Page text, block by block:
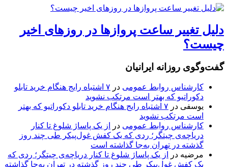
دلیل تغییر ساعت پروازها در روزهای اخیر
چیست؟
گفت‌وگوی روزانه ایرانیان
کارشناس روابط عمومی در
۷ اشتباه رایج هنگام خرید تابلو
دکوراتیو که بهتر است مرتکب نشوید
یوسفی در
۷ اشتباه رایج هنگام خرید تابلو دکوراتیو که بهتر
است مرتکب نشوید
کارشناس روابط عمومی در
از یک پاساژ شلوغ تا کنار
دریاچه‌ی چیتگر؛ ردی که یک کفش غول‌پیکر طی چند روز
گذشته در تهران به‌جا گذاشته است
مرضیه در
از یک پاساژ شلوغ تا کنار دریاچه‌ی چیتگر؛ ردی که
یک کفش غول‌پیکر طی چند روز گذشته در تهران به‌جا گذاشته